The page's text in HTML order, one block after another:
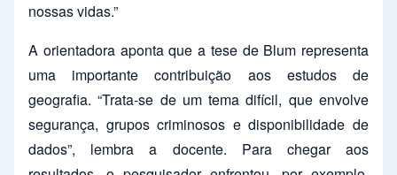
nossas vidas.”
A orientadora aponta que a tese de Blum representa
uma importante contribuição aos estudos de
geografia. “Trata-se de um tema difícil, que envolve
segurança, grupos criminosos e disponibilidade de
dados”, lembra a docente. Para chegar aos